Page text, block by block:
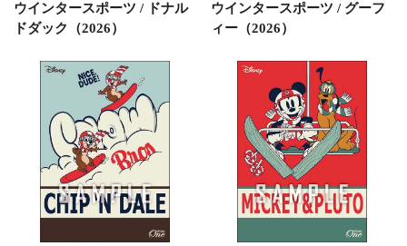
ウインタースポーツ / ドナル
ドダック（2026）
ウインタースポーツ / グーフ
ィー（2026）